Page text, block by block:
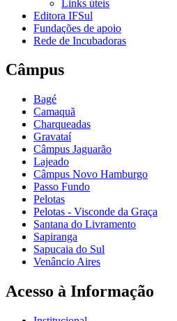
Links úteis
Editora IFSul
Fundações de apoio
Rede de Incubadoras
Câmpus
Bagé
Camaquã
Charqueadas
Gravataí
Câmpus Jaguarão
Lajeado
Câmpus Novo Hamburgo
Passo Fundo
Pelotas
Pelotas - Visconde da Graça
Santana do Livramento
Sapiranga
Sapucaia do Sul
Venâncio Aires
Acesso à Informação